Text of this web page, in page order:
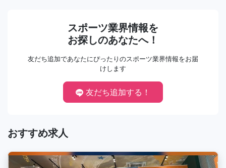
スポーツ業界情報を
お探しのあなたへ！
友だち追加であなたにぴったりのスポーツ業界情報をお届
けします
友だち追加する！
おすすめ求人